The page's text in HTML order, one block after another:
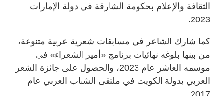
الثقافة والإعلام بحكومة الشارقة في دولة الإمارات
2023.
كما شارك الشاعر في مسابقات شعرية عربية متنوعة،
من بينها بلوغه نهائيات برنامج «أمير الشعراء» في
موسمه العاشر عام 2023، والحصول على جائزة الشعر
العربي بدولة الكويت في ملتقى الشباب العربي عام
2017.